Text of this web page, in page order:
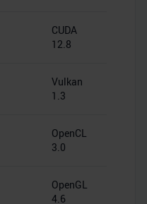
CUDA
12.8
Vulkan
1.3
OpenCL
3.0
OpenGL
4.6